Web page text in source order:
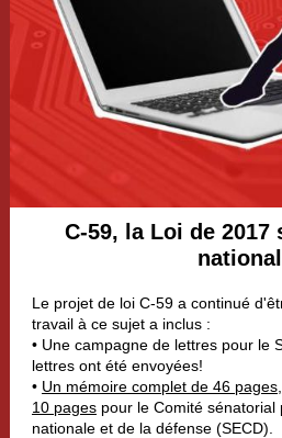
C-59, la Loi de
Le projet de loi C-59 a continué
travail à ce sujet a inclus :
• Une campagne de lettres pour le
lettres ont été envoyées!
• Un mémoire complet de 46
10 pages pour le Comité
nationale et de la défense (SECD).